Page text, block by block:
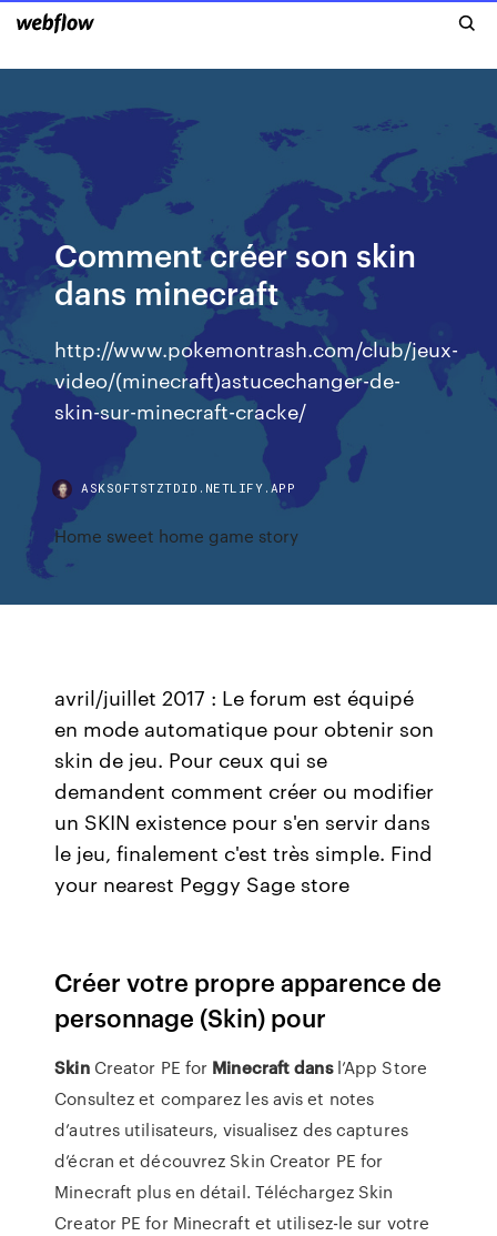
Comment créer son skin
dans minecraft
http://www.pokemontrash.com/club/jeux-
video/(minecraft)astucechanger-de-
skin-sur-minecraft-cracke/
ASKSOFTSTZTDID.NETLIFY.APP
Home sweet home game story
avril/juillet 2017 : Le forum est équipé
en mode automatique pour obtenir son
skin de jeu. Pour ceux qui se
demandent comment créer ou modifier
un SKIN existence pour s'en servir dans
le jeu, finalement c'est très simple. Find
your nearest Peggy Sage store
Créer votre propre apparence de
personnage (Skin) pour
SkinCreator PE for Minecraft dansl’App Store
‎Consultez et comparez les avis et notes
d’autres utilisateurs, visualisez des captures
d’écran et découvrez Skin Creator PE for
Minecraft plus en détail. Téléchargez Skin
Creator PE for Minecraft et utilisez-le sur votre